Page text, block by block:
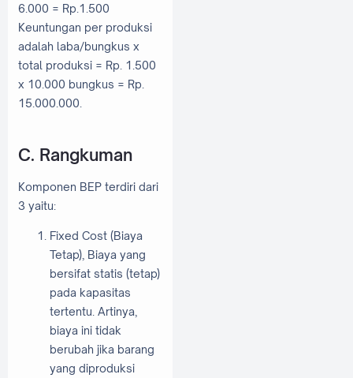
6.000 = Rp.1.500
Keuntungan per produksi
adalah laba/bungkus x
total produksi = Rp. 1.500
x 10.000 bungkus = Rp.
15.000.000.
C. Rangkuman
Komponen BEP terdiri dari
3 yaitu:
Fixed Cost (Biaya
Tetap), Biaya yang
bersifat statis (tetap)
pada kapasitas
tertentu. Artinya,
biaya ini tidak
berubah jika barang
yang diproduksi